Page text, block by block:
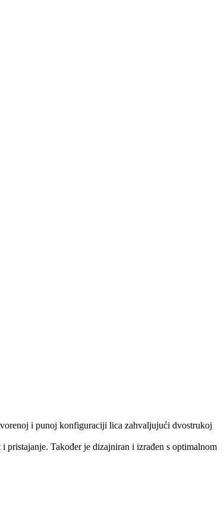
i punoj konfiguraciji lica zahvaljujući dvostrukoj
pristajanje. Također je dizajniran i izrađen s optimalnom